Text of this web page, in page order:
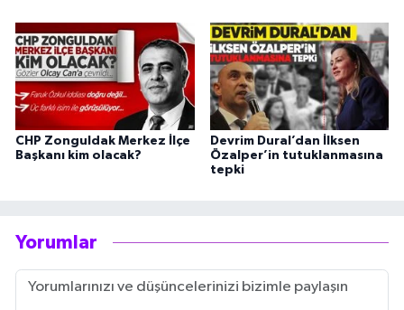
CHP Zonguldak Merkez İlçe
Başkanı kim olacak?
Devrim Dural’dan İlksen
Özalper’in tutuklanmasına
tepki
Yorumlar